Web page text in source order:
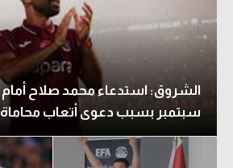
سبتمبر بسبب دعوى أتعاب محاماة